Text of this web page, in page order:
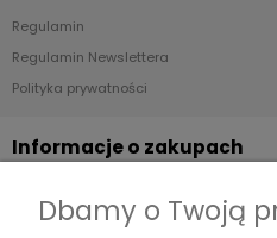
Regulamin
Regulamin Newslettera
Polityka prywatności
Informacje o zakupach
Płatności
Dbamy o Twoją